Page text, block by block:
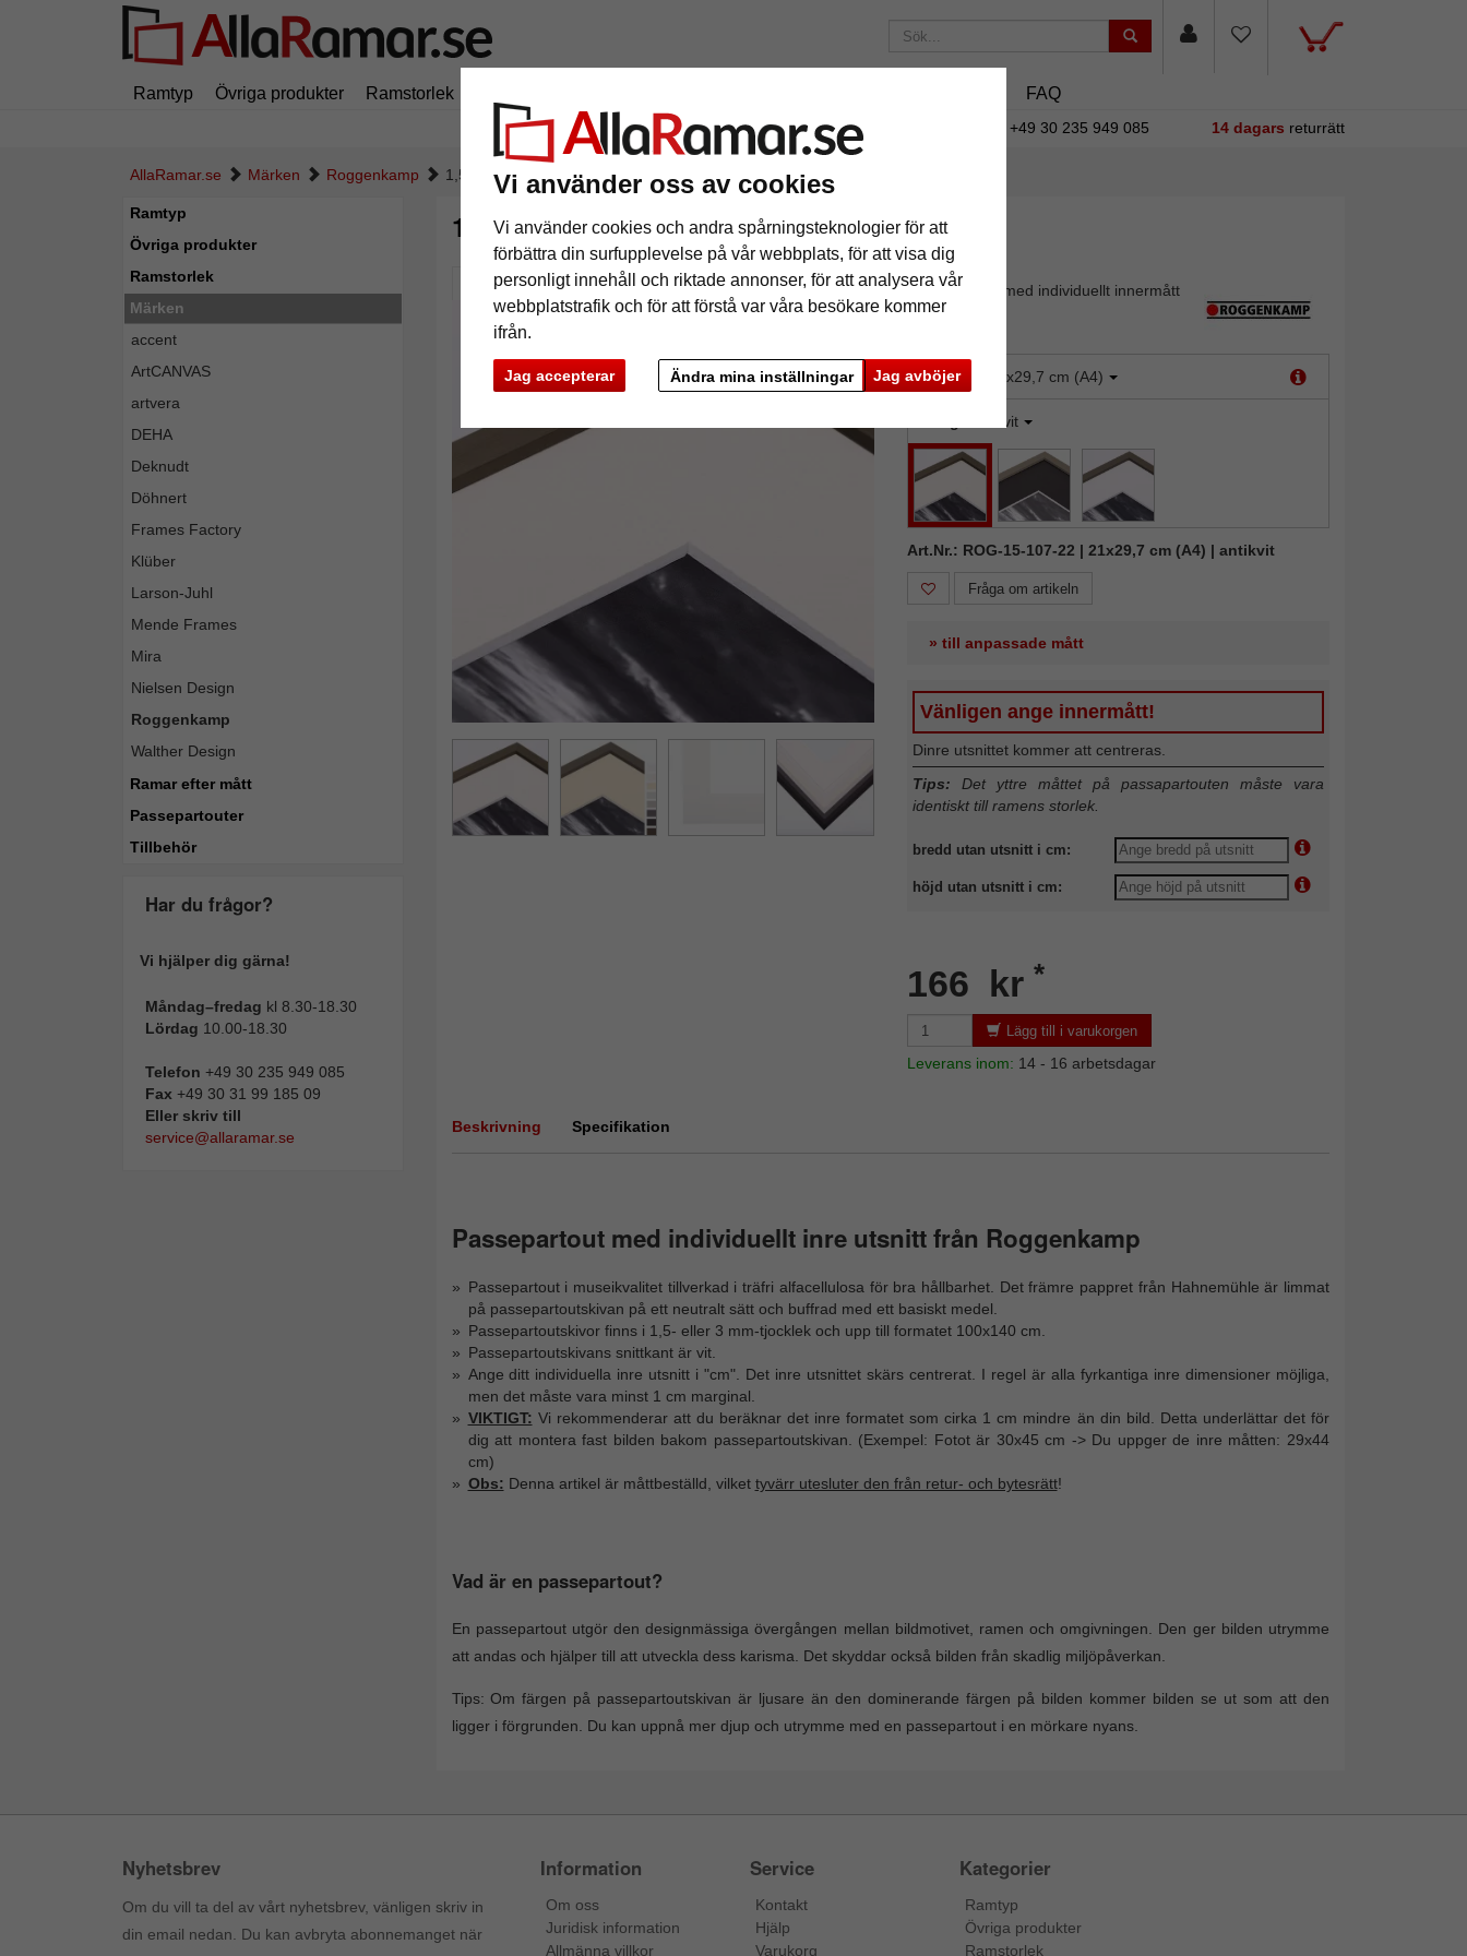
Vi använder oss av cookies
Vi använder cookies och andra spårningsteknologier för att
förbättra din surfupplevelse på vår webbplats, för att visa dig
personligt innehåll och riktade annonser, för att analysera vår
webbplatstrafik och för att förstå var våra besökare kommer
ifrån.
Jag accepterar Jag avböjer
Ändra mina inställningar
Ramtyp Övriga produkter Ramstorlek FAQ
195 kr i leveranskostnad.Oavsett hur mycket du beställer. +49 30 235 949 085 14 dagars returrätt
AllaRamar.se Märken Roggenkamp 1,5 mm passepartout
Ramtyp
Övriga produkter
Ramstorlek
Märken
accent
ArtCANVAS
artvera
DEHA
Deknudt
Döhnert
Frames Factory
Klüber
Larson-Juhl
Mende Frames
Mira
Nielsen Design
Roggenkamp
Walther Design
Ramar efter mått
Passepartouter
Tillbehör
Har du frågor?
Vi hjälper dig gärna!
Måndag–fredag kl 8.30-18.30
Lördag 10.00-18.30
Telefon +49 30 235 949 085
Fax +49 30 31 99 185 09
Eller skriv till
service@allaramar.se
1,5 mm passepartout
Pictures Preview
Nästa
Passepartout med individuellt innermått
format: 21x29,7 cm (A4)
antikvit
Art.Nr.: ROG-15-107-22 | 21x29,7 cm (A4) | antikvit
Fråga om artikeln
» till anpassade mått
Vänligen ange innermått!
Dinre utsnittet kommer att centreras.
Tips: Det yttre måttet på passapartouten måste vara
identiskt till ramens storlek.
bredd utan utsnitt i cm:
höjd utan utsnitt i cm:
166 kr *
Lägg till i varukorgen
Leverans inom: 14 - 16 arbetsdagar
Beskrivning Specifikation
Passepartout med individuellt inre utsnitt från Roggenkamp
Passepartout i museikvalitet tillverkad i träfri alfacellulosa för bra hållbarhet. Det främre pappret från Hahnemühle är limmat
på passepartoutskivan på ett neutralt sätt och buffrad med ett basiskt medel.
Passepartoutskivor finns i 1,5- eller 3 mm-tjocklek och upp till formatet 100x140 cm.
Passepartoutskivans snittkant är vit.
Ange ditt individuella inre utsnitt i "cm". Det inre utsnittet skärs centrerat. I regel är alla fyrkantiga inre dimensioner möjliga,
men det måste vara minst 1 cm marginal.
VIKTIGT: Vi rekommenderar att du beräknar det inre formatet som cirka 1 cm mindre än din bild. Detta underlättar det för
dig att montera fast bilden bakom passepartoutskivan. (Exempel: Fotot är 30x45 cm -> Du uppger de inre måtten: 29x44
cm)
Obs: Denna artikel är måttbeställd, vilket tyvärr utesluter den från retur- och bytesrätt!
Vad är en passepartout?
En passepartout utgör den designmässiga övergången mellan bildmotivet, ramen och omgivningen. Den ger bilden utrymme
att andas och hjälper till att utveckla dess karisma. Det skyddar också bilden från skadlig miljöpåverkan.
Tips: Om färgen på passepartoutskivan är ljusare än den dominerande färgen på bilden kommer bilden se ut som att den
ligger i förgrunden. Du kan uppnå mer djup och utrymme med en passepartout i en mörkare nyans.
Nyhetsbrev
Om du vill ta del av vårt nyhetsbrev, vänligen skriv in
din email nedan. Du kan avbryta abonnemanget när
Information
Om oss
Juridisk information
Allmänna villkor
Service
Kontakt
Hjälp
Varukorg
Kategorier
Ramtyp
Övriga produkter
Ramstorlek